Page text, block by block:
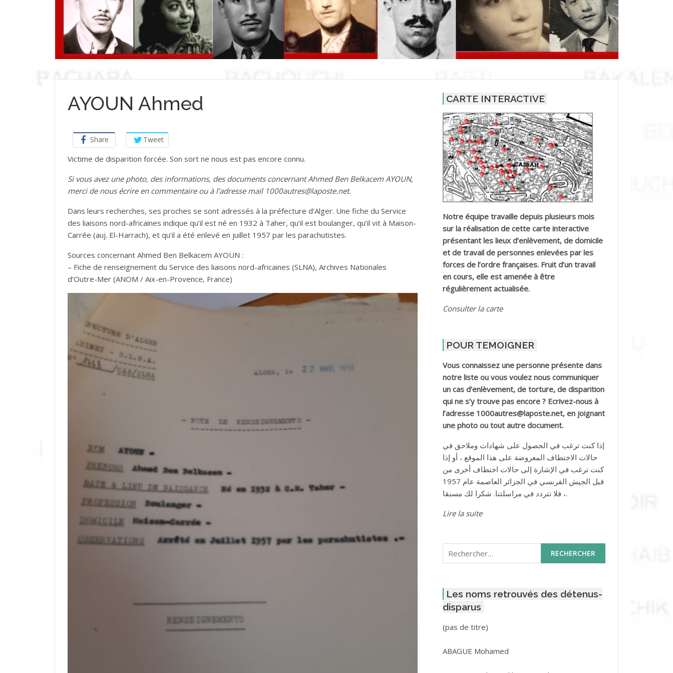
AYOUN Ahmed
Share Tweet
Victime de disparition forcée. Son sort ne nous est pas encore connu.
Si vous avez une photo, des informations, des documents concernant Ahmed Ben Belkacem AYOUN,
merci de nous écrire en commentaire ou à l’adresse mail 1000autres@laposte.net.
Dans leurs recherches, ses proches se sont adressés à la préfecture d’Alger. Une fiche du Service
des liaisons nord-africaines indique qu’il est né en 1932 à Taher, qu’il est boulanger, qu’il vit à Maison-
Carrée (auj. El-Harrach), et qu’il a été enlevé en juillet 1957 par les parachutistes.
Sources concernant Ahmed Ben Belkacem AYOUN :
– Fiche de renseignement du Service des liaisons nord-africaines (SLNA), Archives Nationales
d’Outre-Mer (ANOM / Aix-en-Provence, France)
CARTE INTERACTIVE
Notre équipe travaille depuis plusieurs mois
sur la réalisation de cette carte interactive
présentant les lieux d’enlèvement, de domicile
et de travail de personnes enlevées par les
forces de l’ordre françaises. Fruit d’un travail
en cours, elle est amenée à être
régulièrement actualisée.
Consulter la carte
POUR TEMOIGNER
Vous connaissez une personne présente dans
notre liste ou vous voulez nous communiquer
un cas d’enlèvement, de torture, de disparition
qui ne s’y trouve pas encore ? Ecrivez-nous à
l’adresse 1000autres@laposte.net, en joignant
une photo ou tout autre document.
إذا كنت ترغب في الحصول على شهادات وملاحق في
حالات الاختطاف المعروضة على هذا الموقع ، أو إذا
كنت ترغب في الإشارة إلى حالات اختطاف أخرى من
قبل الجيش الفرنسي في الجزائر العاصمة عام 1957
، فلا تتردد في مراسلتنا. شكرا لك مسبقا.
Lire la suite
Rechercher :
Les noms retrouvés des détenus-
disparus
(pas de titre)Post
3416
ABAGUE Mohamed